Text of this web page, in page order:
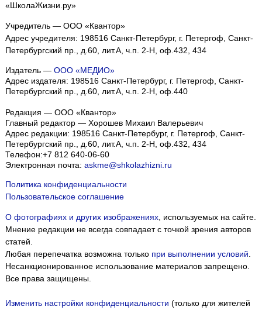
«ШколаЖизни.ру»
Учредитель — ООО «Квантор»
Адрес учредителя: 198516 Санкт-Петербург, г. Петергоф, Санкт-
Петербургский пр., д.60, лит.А, ч.п. 2-Н, оф.432, 434
Издатель — ООО «МЕДИО»
Адрес издателя: 198516 Санкт-Петербург, г. Петергоф, Санкт-
Петербургский пр., д.60, лит.А, ч.п. 2-Н, оф.440
Редакция — ООО «Квантор»
Главный редактор — Хорошев Михаил Валерьевич
Адрес редакции: 198516 Санкт-Петербург, г. Петергоф, Санкт-
Петербургский пр., д.60, лит.А, ч.п. 2-Н, оф.432, 434
Телефон:+7 812 640-06-60
Электронная почта: askme@shkolazhizni.ru
Политика конфиденциальности
Пользовательское соглашение
О фотографиях и других изображениях, используемых на сайте.
Мнение редакции не всегда совпадает с точкой зрения авторов
статей.
Любая перепечатка возможна только при выполнении условий.
Несанкционированное использование материалов запрещено.
Все права защищены.
Изменить настройки конфиденциальности (только для жителей